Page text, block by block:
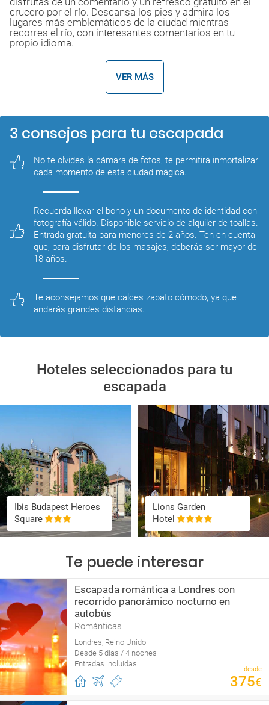
crucero por el río. Descansa los pies y admira los
lugares más emblemáticos de la ciudad mientras
recorres el río, con interesantes comentarios en tu
propio idioma.
VER MÁS
3 consejos para tu escapada
No te olvides la cámara de fotos, te permitirá inmortalizar
cada momento de esta ciudad mágica.
Recuerda llevar el bono y un documento de identidad con
fotografía válido. Disponible servicio de alquiler de toallas.
Entrada gratuita para menores de 2 años. Ten en cuenta
que, para disfrutar de los masajes, deberás ser mayor de
Te aconsejamos que calces zapato cómodo, ya que
andarás grandes distancias.
Hoteles seleccionados para tu
escapada
Ibis Budapest Heroes
Square
Lions Garden
Hotel
Te puede interesar
Escapada romántica a Londres con
recorrido panorámico nocturno en
autobús
Románticas
Londres, Reino Unido
Desde 5 días / 4 noches
Entradas incluidas
desde
375€